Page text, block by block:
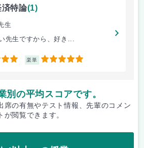
特論(1)
生
先生ですから、好き...
楽単 5
別の平均スコアです。
席の有無やテスト情報、先輩のコメン
トが閲覧できます。